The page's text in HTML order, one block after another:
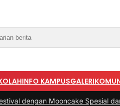
INFO KAMPUSGALERI
Mooncake Spesial dari Hotel